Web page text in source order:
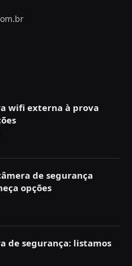
wifi externa à prova
de segurança
opções
de segurança: listamos